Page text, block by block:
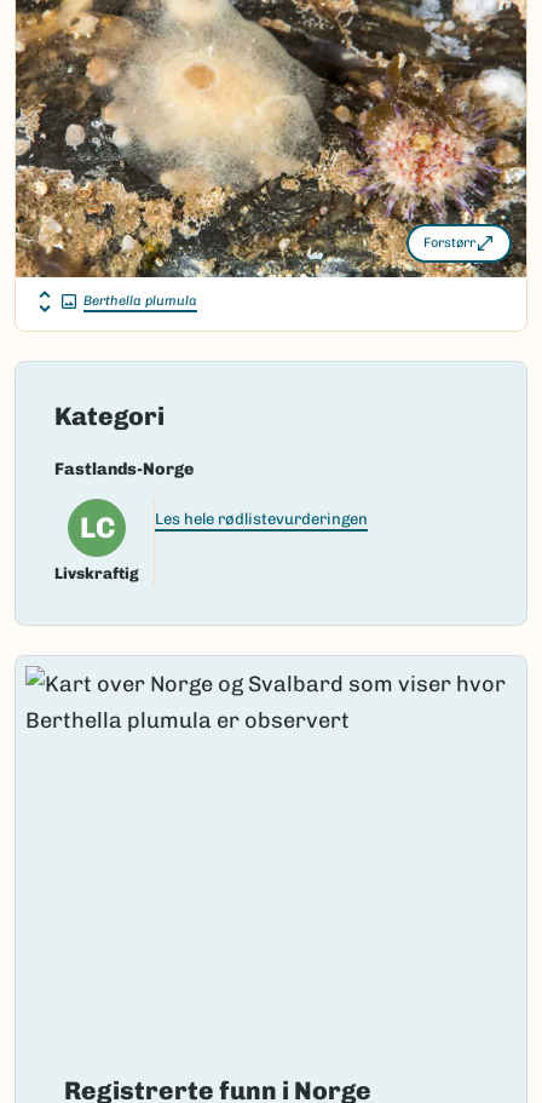
Vitenskapelig navn ID:121525
Takson ID:123569
Gå til Nortaxa for flere detaljer
(Ekstern lenke)
Forstørr
Berthella plumula
Kategori
Fastlands-Norge
LC
Livskraftig
Les hele rødlistevurderingen
Registrerte funn i Norge